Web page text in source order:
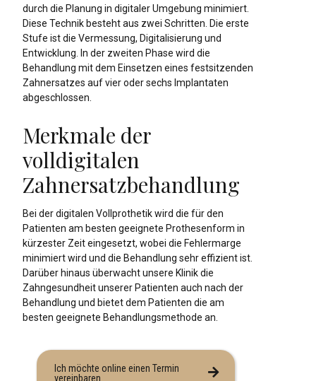
durch die Planung in digitaler Umgebung minimiert.
Diese Technik besteht aus zwei Schritten. Die erste
Stufe ist die Vermessung, Digitalisierung und
Entwicklung. In der zweiten Phase wird die
Behandlung mit dem Einsetzen eines festsitzenden
Zahnersatzes auf vier oder sechs Implantaten
abgeschlossen.
Merkmale der
volldigitalen
Zahnersatzbehandlung
Bei der digitalen Vollprothetik wird die für den
Patienten am besten geeignete Prothesenform in
kürzester Zeit eingesetzt, wobei die Fehlermarge
minimiert wird und die Behandlung sehr effizient ist.
Darüber hinaus überwacht unsere Klinik die
Zahngesundheit unserer Patienten auch nach der
Behandlung und bietet dem Patienten die am
besten geeignete Behandlungsmethode an.
Ich möchte online einen Termin
vereinbaren